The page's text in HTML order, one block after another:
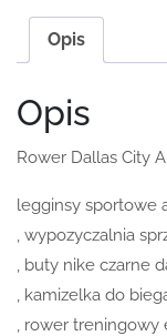
Opis
Opis
Rower Dallas City
legginsy sportowe
, wypozyczalnia
, buty nike czarne
, kamizelka do
, rower